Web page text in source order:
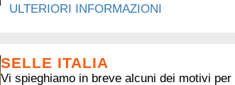
ULTERIORI INFORMAZIONI
SELLE ITALIA
Vi spieghiamo in breve alcuni dei motivi